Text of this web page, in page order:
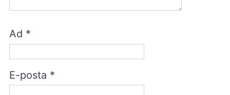
Ad *
E-posta *